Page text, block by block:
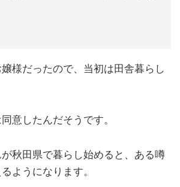
様だったので、当初は田舎暮らし
意したんだそうです。
秋田県で暮らし始めると、ある噂
ようになります。